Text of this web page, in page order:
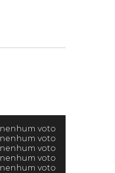
nenhum voto
nenhum voto
nenhum voto
nenhum voto
nenhum voto